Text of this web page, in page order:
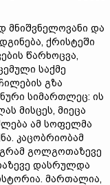
და
ქრისტეში
წარხოცვა,
საქმე
გზა
სიმართლეც: ის
მისცეს, მიეცა
ამ სოფელმა
კაცობრიობამ
გოლგოთაზევე
დასრულდა
მართალია,